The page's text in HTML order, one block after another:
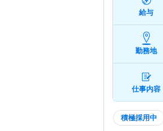
給与
勤務地
仕事内容
積極採用中